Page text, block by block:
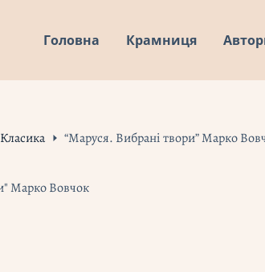
Головна Крамниця
Класика “Маруся. Вибрані твори” Марко